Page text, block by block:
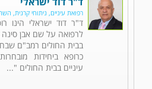
רפואת עיניים, ניתוחי קרנית,
ד"ר דוד ישראלי הינו
לרפואה על שם אבן סינה
בבית החולים רמב"ם
כרופא ביחידות
עיניים בבית החולים "...